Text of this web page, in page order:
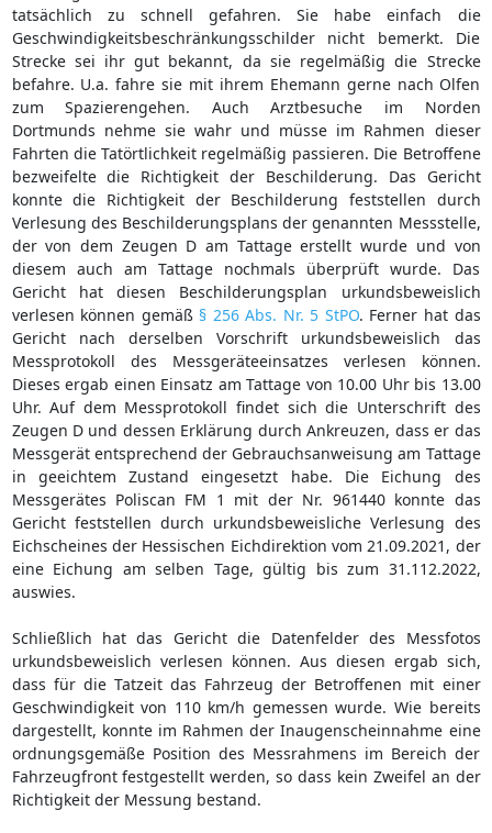
tatsächlich zu schnell gefahren. Sie habe einfach die
Geschwindigkeitsbeschränkungsschilder nicht bemerkt. Die
Strecke sei ihr gut bekannt, da sie regelmäßig die Strecke
befahre. U.a. fahre sie mit ihrem Ehemann gerne nach Olfen
zum Spazierengehen. Auch Arztbesuche im Norden
Dortmunds nehme sie wahr und müsse im Rahmen dieser
Fahrten die Tatörtlichkeit regelmäßig passieren. Die Betroffene
bezweifelte die Richtigkeit der Beschilderung. Das Gericht
konnte die Richtigkeit der Beschilderung feststellen durch
Verlesung des Beschilderungsplans der genannten Messstelle,
der von dem Zeugen D am Tattage erstellt wurde und von
diesem auch am Tattage nochmals überprüft wurde. Das
Gericht hat diesen Beschilderungsplan urkundsbeweislich
verlesen können gemäß § 256 Abs. Nr. 5 StPO. Ferner hat das
Gericht nach derselben Vorschrift urkundsbeweislich das
Messprotokoll des Messgeräteeinsatzes verlesen können.
Dieses ergab einen Einsatz am Tattage von 10.00 Uhr bis 13.00
Uhr. Auf dem Messprotokoll findet sich die Unterschrift des
Zeugen D und dessen Erklärung durch Ankreuzen, dass er das
Messgerät entsprechend der Gebrauchsanweisung am Tattage
in geeichtem Zustand eingesetzt habe. Die Eichung des
Messgerätes Poliscan FM 1 mit der Nr. 961440 konnte das
Gericht feststellen durch urkundsbeweisliche Verlesung des
Eichscheines der Hessischen Eichdirektion vom 21.09.2021, der
eine Eichung am selben Tage, gültig bis zum 31.112.2022,
auswies.
Schließlich hat das Gericht die Datenfelder des Messfotos
urkundsbeweislich verlesen können. Aus diesen ergab sich,
dass für die Tatzeit das Fahrzeug der Betroffenen mit einer
Geschwindigkeit von 110 km/h gemessen wurde. Wie bereits
dargestellt, konnte im Rahmen der Inaugenscheinnahme eine
ordnungsgemäße Position des Messrahmens im Bereich der
Fahrzeugfront festgestellt werden, so dass kein Zweifel an der
Richtigkeit der Messung bestand.